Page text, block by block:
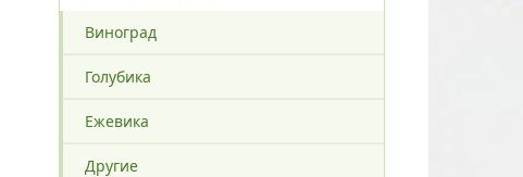
Виноград
Голубика
Ежевика
Другие